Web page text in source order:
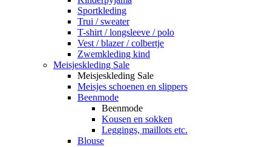
Sportkleding
Trui / sweater
T-shirt / longsleeve / polo
Vest / blazer / colbertje
Zwemkleding kind
Meisjeskleding Sale
Meisjeskleding Sale
Meisjes schoenen en slippers
Beenmode
Beenmode
Kousen en sokken
Leggings, maillots etc.
Blouse